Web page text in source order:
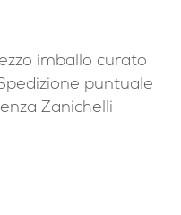
imballo curato
puntuale
Zanichelli